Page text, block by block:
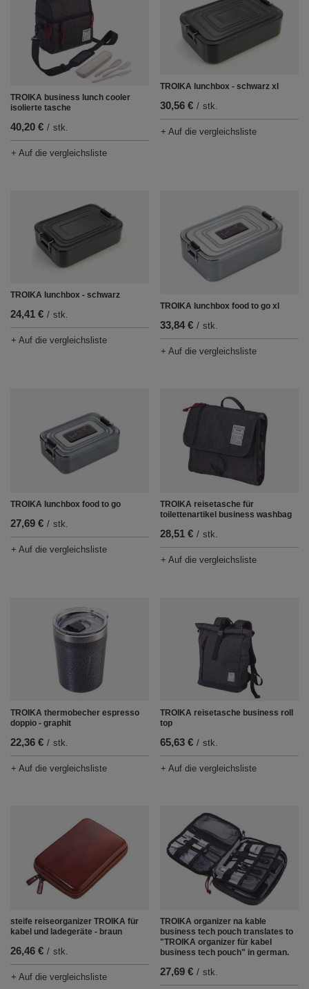
TROIKA business lunch cooler
isolierte tasche
40,20 € / stk.
+ Auf die vergleichsliste
TROIKA lunchbox - schwarz xl
30,56 € / stk.
+ Auf die vergleichsliste
TROIKA lunchbox - schwarz
24,41 € / stk.
+ Auf die vergleichsliste
TROIKA lunchbox food to go xl
33,84 € / stk.
+ Auf die vergleichsliste
TROIKA lunchbox food to go
27,69 € / stk.
+ Auf die vergleichsliste
TROIKA reisetasche für
toilettenartikel business washbag
28,51 € / stk.
+ Auf die vergleichsliste
TROIKA thermobecher espresso
doppio - graphit
22,36 € / stk.
+ Auf die vergleichsliste
TROIKA reisetasche business roll
top
65,63 € / stk.
+ Auf die vergleichsliste
steife reiseorganizer TROIKA für
kabel und ladegeräte - braun
26,46 € / stk.
+ Auf die vergleichsliste
TROIKA organizer na kable
business tech pouch translates to
"TROIKA organizer für kabel
business tech pouch" in german.
27,69 € / stk.